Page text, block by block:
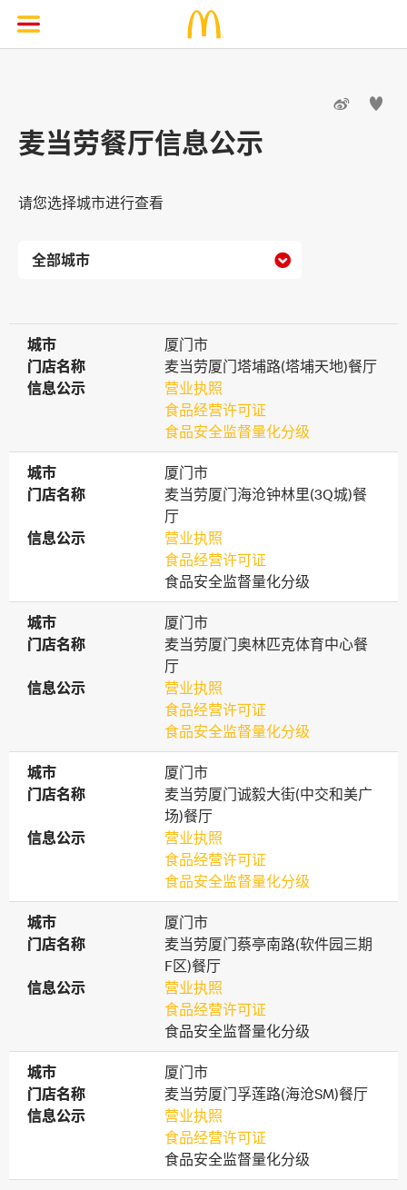
 
麦当劳餐厅信息公示
请您选择城市进行查看

城市
城市
厦门市
门店名称
门店名称
麦当劳厦门塔埔路(塔埔天地)餐厅
信息公示
信息公示
营业执照
食品经营许可证
食品安全监督量化分级
城市
城市
厦门市
门店名称
门店名称
麦当劳厦门海沧钟林里(3Q城)餐
厅
信息公示
信息公示
营业执照
食品经营许可证
食品安全监督量化分级
城市
城市
厦门市
门店名称
门店名称
麦当劳厦门奥林匹克体育中心餐
厅
信息公示
信息公示
营业执照
食品经营许可证
食品安全监督量化分级
城市
城市
厦门市
门店名称
门店名称
麦当劳厦门诚毅大街(中交和美广
场)餐厅
信息公示
信息公示
营业执照
食品经营许可证
食品安全监督量化分级
城市
城市
厦门市
门店名称
门店名称
麦当劳厦门蔡亭南路(软件园三期
F区)餐厅
信息公示
信息公示
营业执照
食品经营许可证
食品安全监督量化分级
城市
城市
厦门市
门店名称
门店名称
麦当劳厦门孚莲路(海沧SM)餐厅
信息公示
信息公示
营业执照
食品经营许可证
食品安全监督量化分级